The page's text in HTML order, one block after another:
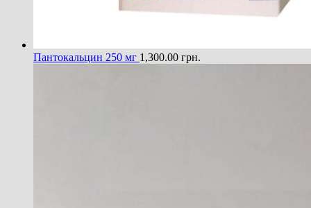
Пантокальцин 250 мг 1,300.00 грн.